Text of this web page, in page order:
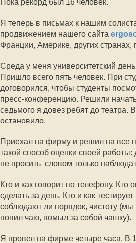
Пока рекорд был 16 человек.
Я теперь в письмах к нашим
продвижением нашего сайта
Франции, Америке, других
Среда у меня университетский
Пришло всего пять человек. При
договорился, чтобы студенты
пресс-конференцию. Решили
седьмого я довез ребят до
остановило.
Приехал на фирму и решил на все
такой способ оценки своей работы:
не просить  словом только
Кто и как говорит по телефону. Кто
сделать за день. Кто и как
соблюдают ли порядок, чистоту
попил чаю, помыл за собой чашку).
Я провел на фирме четыре часа. В